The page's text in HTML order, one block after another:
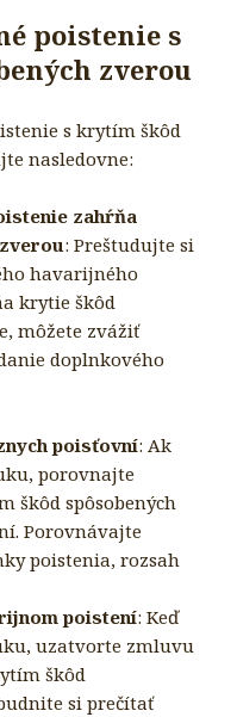
poistenie s
zverou
s krytím škôd
nasledovne:
zahŕňa
: Preštudujte si
havarijného
krytie škôd
môžete zvážiť
doplnkového
poisťovní: Ak
porovnajte
škôd spôsobených
Porovnávajte
poistenia, rozsah
poistení: Keď
uzatvorte zmluvu
škôd
si prečítať